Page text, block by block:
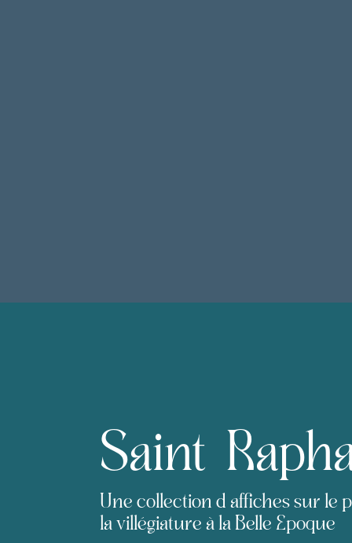
Saint-
Une collection d'affiches sur le
la villégiature à la Belle Epoque